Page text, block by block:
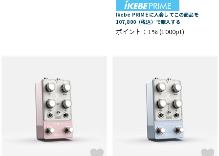
Ikebe PRIME に入会してこの商品を
107,800（税込）で購入する
ポイント：1%(1000pt)